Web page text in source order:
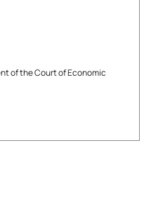
of the Court of Economic